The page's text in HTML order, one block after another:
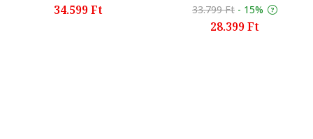
34.599 Ft
33.799 Ft - 15%
28.399 Ft